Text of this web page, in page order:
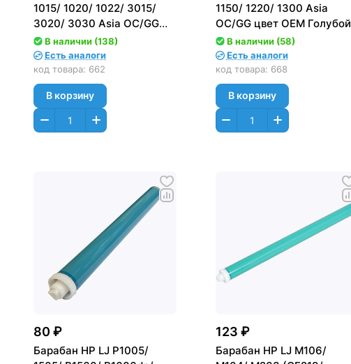
1015/ 1020/ 1022/ 3015/
3020/ 3030 Asia OC/GG
цвет OEM Голубой
В наличии (138)
Есть аналоги
код товара: 662
В корзину
1150/ 1220/ 1300 Asia
OC/GG цвет OEM Голубой
В наличии (58)
Есть аналоги
код товара: 668
В корзину
80 ₽
Барабан HP LJ P1005/
123 ₽
Барабан HP LJ M106/